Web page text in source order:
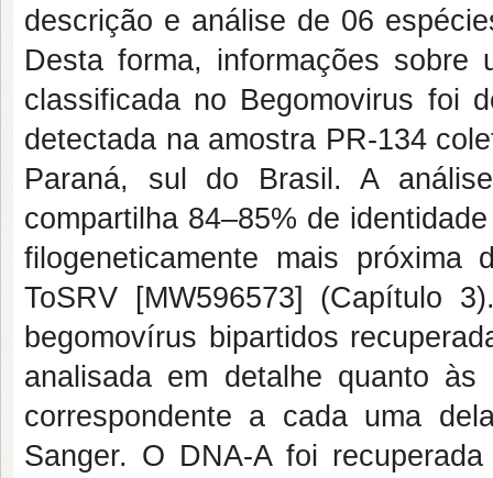
descrição e análise de 06
Desta forma, informações sobre
classificada no Begomovirus foi
detectada na amostra PR-134
Paraná, sul do Brasil. A
compartilha 84–85% de
filogeneticamente mais
ToSRV [MW596573] (Capítulo
begomovírus bipartidos
analisada em detalhe quanto
correspondente a cada uma
Sanger. O DNA-A foi